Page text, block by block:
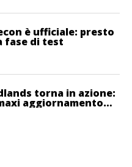
è ufficiale: presto
fase di test
torna in azione:
aggiornamento